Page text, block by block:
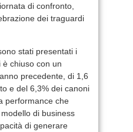
di confronto,
dei traguardi
stati presentati i
è chiuso con un
precedente, di 1,6
e del 6,3% dei canoni
performance che
di business
di generare